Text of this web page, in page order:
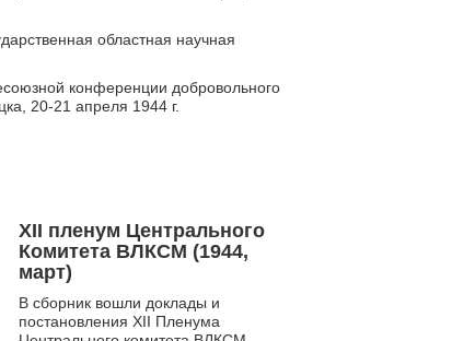
областная научная
конференции добровольного
20-21 апреля 1944 г.
XII пленум Центрального
Комитета ВЛКСМ (1944,
март)
В сборник вошли доклады и
постановления XII Пленума